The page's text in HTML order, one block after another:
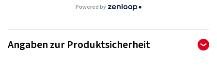
Powered by
Angaben zur Produktsicherheit